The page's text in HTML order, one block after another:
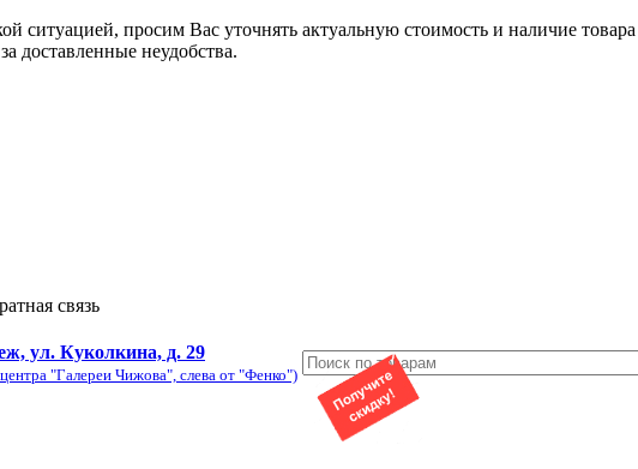
ситуацией, просим Вас уточнять актуальную стоимость и наличие
доставленные неудобства.
связь
ул. Куколкина, д. 29
"Галереи Чижова", слева от "Фенко")